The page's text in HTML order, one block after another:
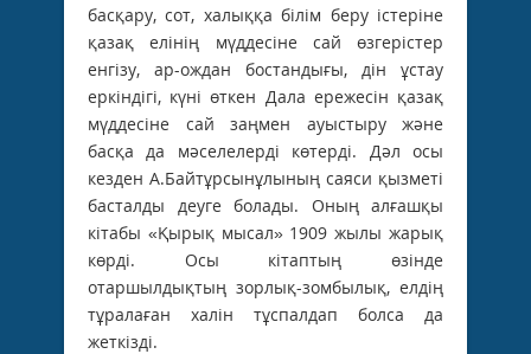
басқару, сот, халыққа білім беру істеріне
қазақ елінің мүддесіне сай өзгерістер
енгізу, ар-ождан бостандығы, дін ұстау
еркіндігі, күні өткен Дала ережесін қазақ
мүддесіне сай заңмен ауыстыру және
басқа да мәселелерді көтерді. Дәл осы
кезден А.Байтұрсынұлының саяси қызметі
басталды деуге болады. Оның алғашқы
кітабы «Қырық мысал» 1909 жылы жарық
көрді. Осы кітаптың өзінде
отаршылдықтың зорлық-зомбылық, елдің
тұралаған халін тұспалдап болса да
жеткізді.